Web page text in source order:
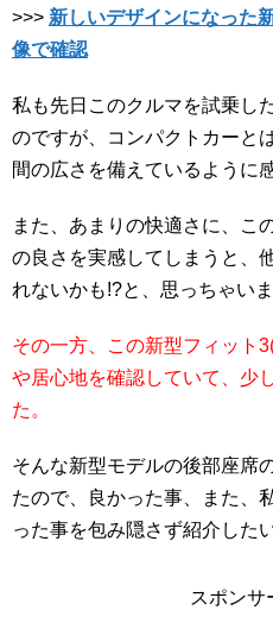
>>> 新しいデザインになった
像で確認
私も先日このクルマを試乗し
のですが、コンパクトカーと
間の広さを備えているように
また、あまりの快適さに、こ
の良さを実感してしまうと、
れないかも!?と、思っちゃいま
その一方、この新型フィット
や居心地を確認していて、少
た。
そんな新型モデルの後部座席
たので、良かった事、また、
った事を包み隠さず紹介した
スポンサ